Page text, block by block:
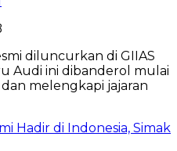
Hadir di Indonesia, Simak